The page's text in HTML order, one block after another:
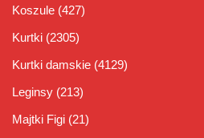
Koszule (427)
Kurtki (2305)
Kurtki damskie (4129)
Leginsy (213)
Majtki Figi (21)